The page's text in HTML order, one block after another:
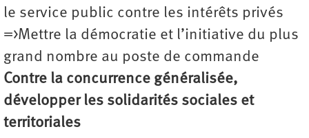
le service public contre les intérêts privés
=>Mettre la démocratie et l’initiative du plus
grand nombre au poste de commande
Contre la concurrence généralisée,
développer les solidarités sociales et
territoriales